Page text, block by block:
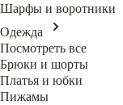
Шарфы и воротники
Одежда
Посмотреть все
Брюки и шорты
Платья и юбки
Пижамы